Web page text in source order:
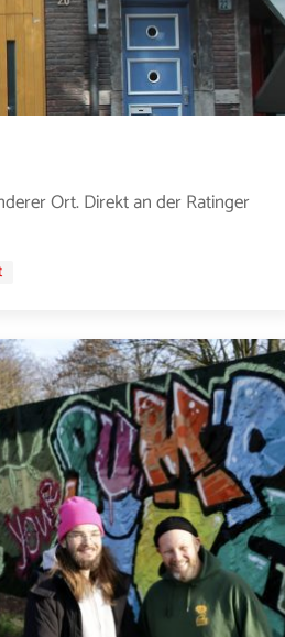
Ort. Direkt an der Ratinger